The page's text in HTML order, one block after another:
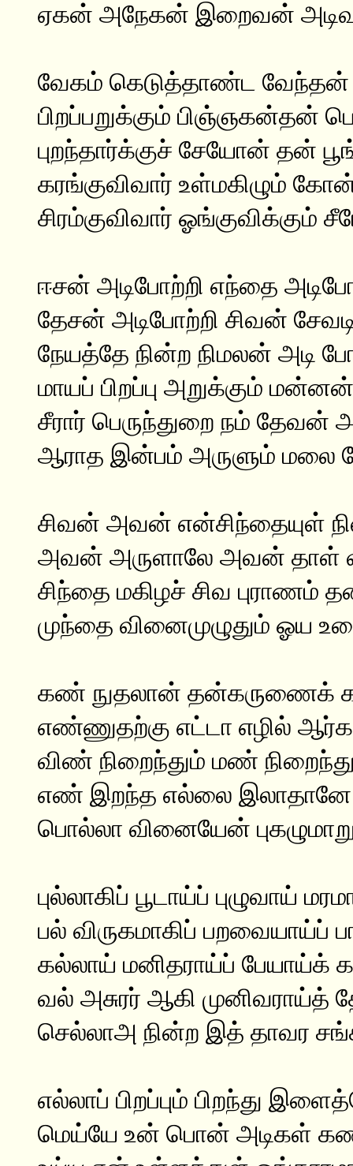
ஏகன் அநேகன் இறைவன்
வேகம் கெடுத்தாண்ட வேந்தன்
பிறப்பறுக்கும் பிஞ்ஞகன்தன்
புறந்தார்க்குச் சேயோன் தன்
கரங்குவிவார் உள்மகிழும்
சிரம்குவிவார்
ஈசன் அடிபோற்றி எந்தை
தேசன் அடிபோற்றி சிவன்
நேயத்தே நின்ற நிமலன் அடி
மாயப் பிறப்பு அறுக்கும்
சீரார் பெருந்துறை நம் தேவன்
ஆராத இன்பம் அருளும் மலை
சிவன் அவன் என்சிந்தையுள்
அவன் அருளாலே அவன் தாள்
சிந்தை மகிழச் சிவ புராணம்
முந்தை வினைமுழுதும் ஓய
கண் நுதலான் தன்கருணைக்
எண்ணுதற்கு எட்டா எழில்
விண் நிறைந்தும் மண்
எண் இறந்த எல்லை இலாதானே
பொல்லா வினையேன்
புல்லாகிப் பூடாய்ப் புழுவாய்
பல் விருகமாகிப் பறவையாய்ப்
கல்லாய் மனிதராய்ப்
வல் அசுரர் ஆகி முனிவராய்த்
செல்லாஅ நின்ற இத் தாவர
எல்லாப் பிறப்பும் பிறந்து
மெய்யே உன் பொன் அடிகள்